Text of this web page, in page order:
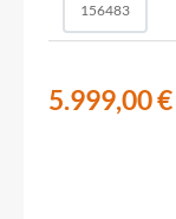
156483
5.999,00 €